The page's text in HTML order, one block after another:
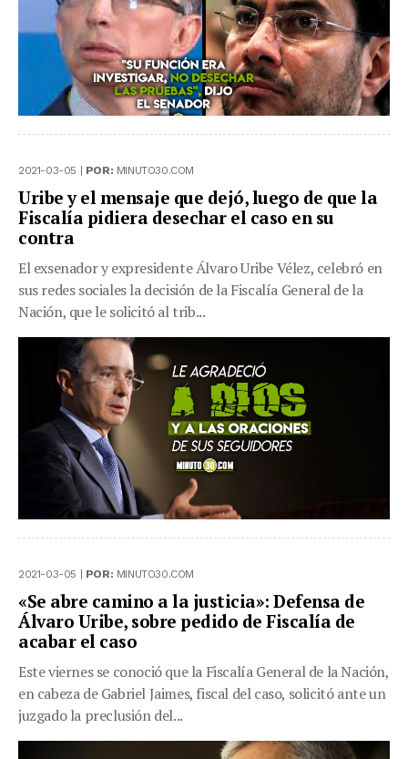
2021-03-05 | POR: MINUTO30.COM
Uribe y el mensaje que dejó, luego de que la
Fiscalía pidiera desechar el caso en su
contra
El exsenador y expresidente Álvaro Uribe Vélez, celebró en
sus redes sociales la decisión de la Fiscalía General de la
Nación, que le solicitó al trib...
2021-03-05 | POR: MINUTO30.COM
«Se abre camino a la justicia»: Defensa de
Álvaro Uribe, sobre pedido de Fiscalía de
acabar el caso
Este viernes se conoció que la Fiscalía General de la Nación,
en cabeza de Gabriel Jaimes, fiscal del caso, solicitó ante un
juzgado la preclusión del...